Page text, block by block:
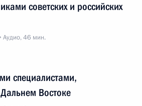
советских и российских
Аудио, 46 мин.
специалистами,
Востоке